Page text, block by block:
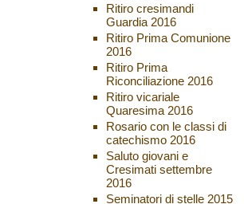
Ritiro cresimandi
Guardia 2016
Ritiro Prima Comunione
2016
Ritiro Prima
Riconciliazione 2016
Ritiro vicariale
Quaresima 2016
Rosario con le classi di
catechismo 2016
Saluto giovani e
Cresimati settembre
2016
Seminatori di stelle 2015